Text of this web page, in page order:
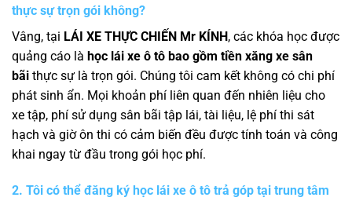
thực sự trọn gói không?
Vâng, tại LÁI XE THỰC CHIẾN Mr KÍNH , các khóa học được
quảng cáo là học lái xe ô tô bao gồm tiền xăng xe sân
bãi thực sự là trọn gói. Chúng tôi cam kết không có chi phí
phát sinh ẩn. Mọi khoản phí liên quan đến nhiên liệu cho
xe tập, phí sử dụng sân bãi tập lái, tài liệu, lệ phí thi sát
hạch và giờ ôn thi có cảm biến đều được tính toán và công
khai ngay từ đầu trong gói học phí.
2. Tôi có thể đăng ký học lái xe ô tô trả góp tại trung tâm